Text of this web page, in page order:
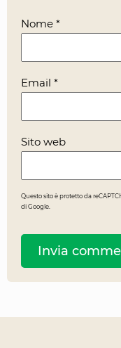
Nome *
Email *
Sito web
Questo sito è protetto da
di Google.